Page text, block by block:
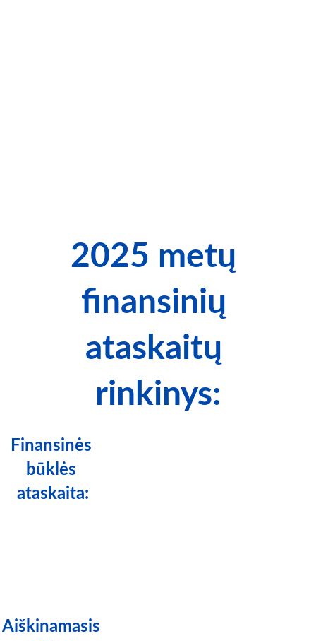
Finansinės
būklės
ataskaita:
2025 metų
finansinių
ataskaitų
rinkinys:
Aiškinamasis